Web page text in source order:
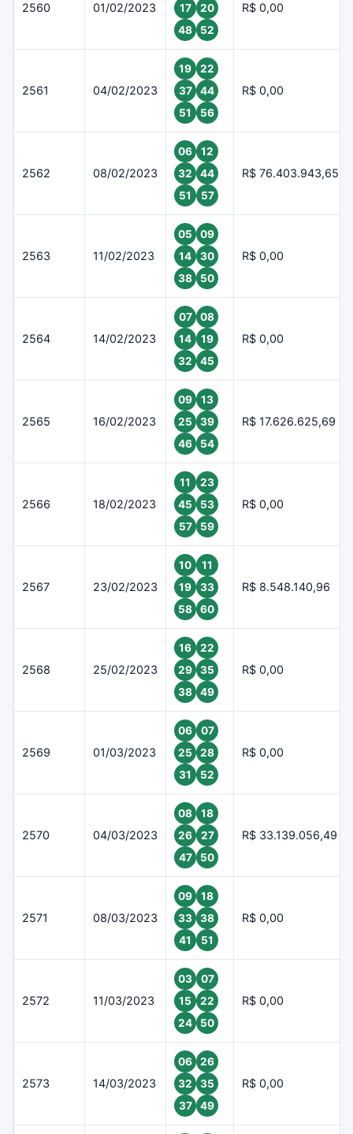
2560 01/02/2023
17
20
48
52
R$ 0,00
2561 04/02/2023
19
22
37
44
51
56
R$ 0,00
2562 08/02/2023
06
12
32
44
51
57
R$ 76.403.943,65
2563 11/02/2023
05
09
14
30
38
50
R$ 0,00
2564 14/02/2023
07
08
14
19
32
45
R$ 0,00
2565 16/02/2023
09
13
25
39
46
54
R$ 17.626.625,69
2566 18/02/2023
11
23
45
53
57
59
R$ 0,00
2567 23/02/2023
10
11
19
33
58
60
R$ 8.548.140,96
2568 25/02/2023
16
22
29
35
38
49
R$ 0,00
2569 01/03/2023
06
07
25
28
31
52
R$ 0,00
2570 04/03/2023
08
18
26
27
47
50
R$ 33.139.056,49
2571 08/03/2023
09
18
33
38
41
51
R$ 0,00
2572 11/03/2023
03
07
15
22
24
50
R$ 0,00
2573 14/03/2023
06
26
32
35
37
49
R$ 0,00